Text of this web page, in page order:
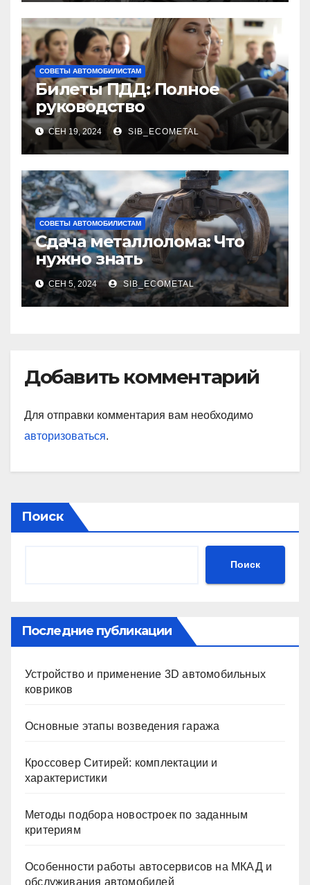
СОВЕТЫ АВТОМОБИЛИСТАМ
Билеты ПДД: Полное
руководство
СЕН 19, 2024 SIB_ECOMETAL
СОВЕТЫ АВТОМОБИЛИСТАМ
Сдача металлолома: Что
нужно знать
СЕН 5, 2024 SIB_ECOMETAL
Добавить комментарий
Для отправки комментария вам необходимо
авторизоваться.
Поиск
Поиск
Последние публикации
Устройство и применение 3D автомобильных
ковриков
Основные этапы возведения гаража
Кроссовер Ситирей: комплектации и
характеристики
Методы подбора новостроек по заданным
критериям
Особенности работы автосервисов на МКАД и
обслуживания автомобилей